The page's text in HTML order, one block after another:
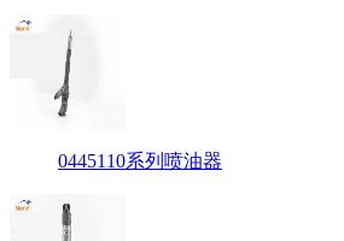
0445110系列喷油器